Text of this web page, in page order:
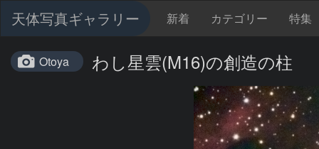
天体写真ギャラリー 新着 カテゴリー 特集
Otoya わし星雲(M16)の創造の柱